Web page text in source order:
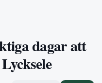
dagar att